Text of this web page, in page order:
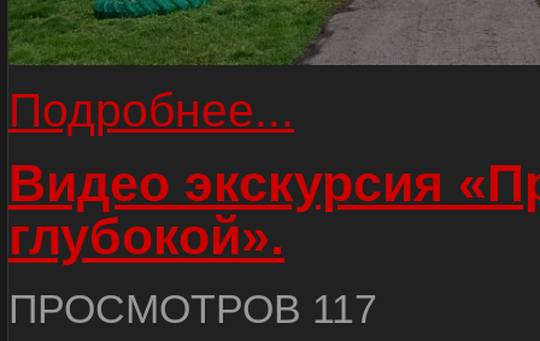
Подробнее...
Видео экскурсия
глубокой».
ПРОСМОТРОВ 117